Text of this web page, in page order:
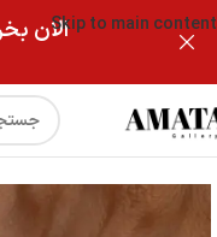
Skip to main contentالان
فروشگاه دستبند بابونه